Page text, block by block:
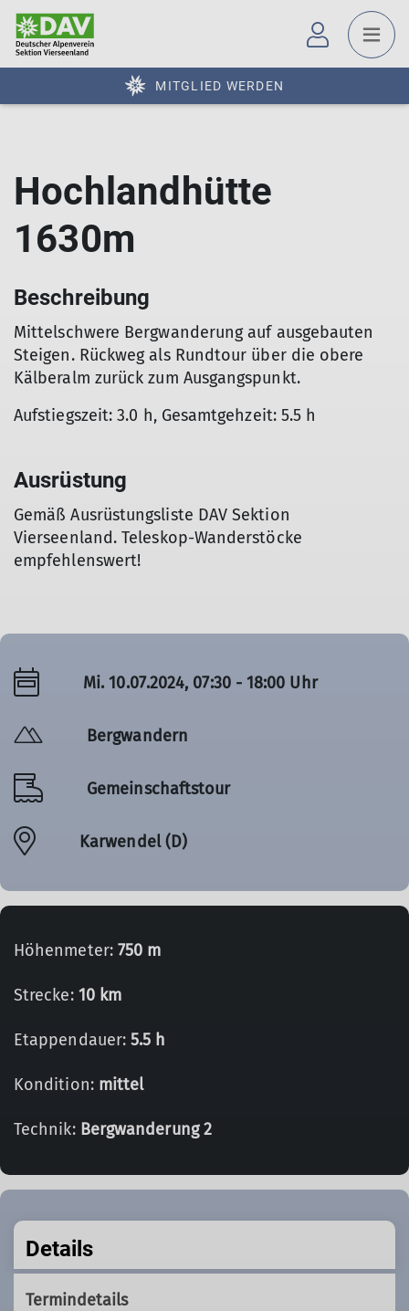
MITGLIED WERDEN
Hochlandhütte
1630m
Beschreibung
Mittelschwere Bergwanderung auf ausgebauten
Steigen. Rückweg als Rundtour über die obere
Kälberalm zurück zum Ausgangspunkt.
Aufstiegszeit: 3.0 h, Gesamtgehzeit: 5.5 h
Ausrüstung
Gemäß Ausrüstungsliste DAV Sektion
Vierseenland. Teleskop-Wanderstöcke
empfehlenswert!
Mi. 10.07.2024, 07:30 - 18:00 Uhr
Bergwandern
Gemeinschaftstour
Karwendel (D)
Höhenmeter: 750 m
Strecke: 10 km
Etappendauer:5.5 h
Kondition: mittel
Technik: Bergwanderung 2
Details
Termindetails